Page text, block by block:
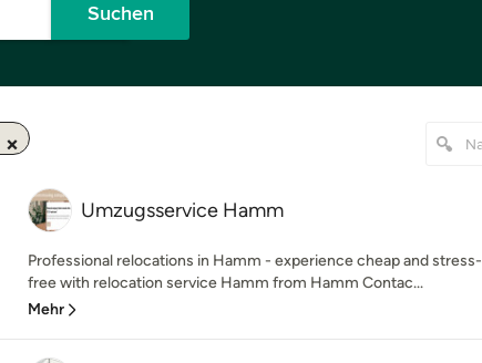
Suchen
Umzugsservice Hamm
Professional relocations in Hamm - experience cheap and stress-
free with relocation service Hamm from Hamm Contac...
Mehr